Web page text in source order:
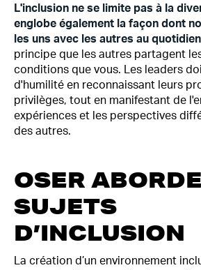
L'inclusion ne se limite pas à la
englobe également la façon dont
les uns avec les autres au
principe que les autres partagent
conditions que vous. Les leaders
d'humilité en reconnaissant leurs
privilèges, tout en manifestant de
expériences et les perspectives
des autres.
OSER
SUJETS
D’INCLUSION
La création d’un environnement